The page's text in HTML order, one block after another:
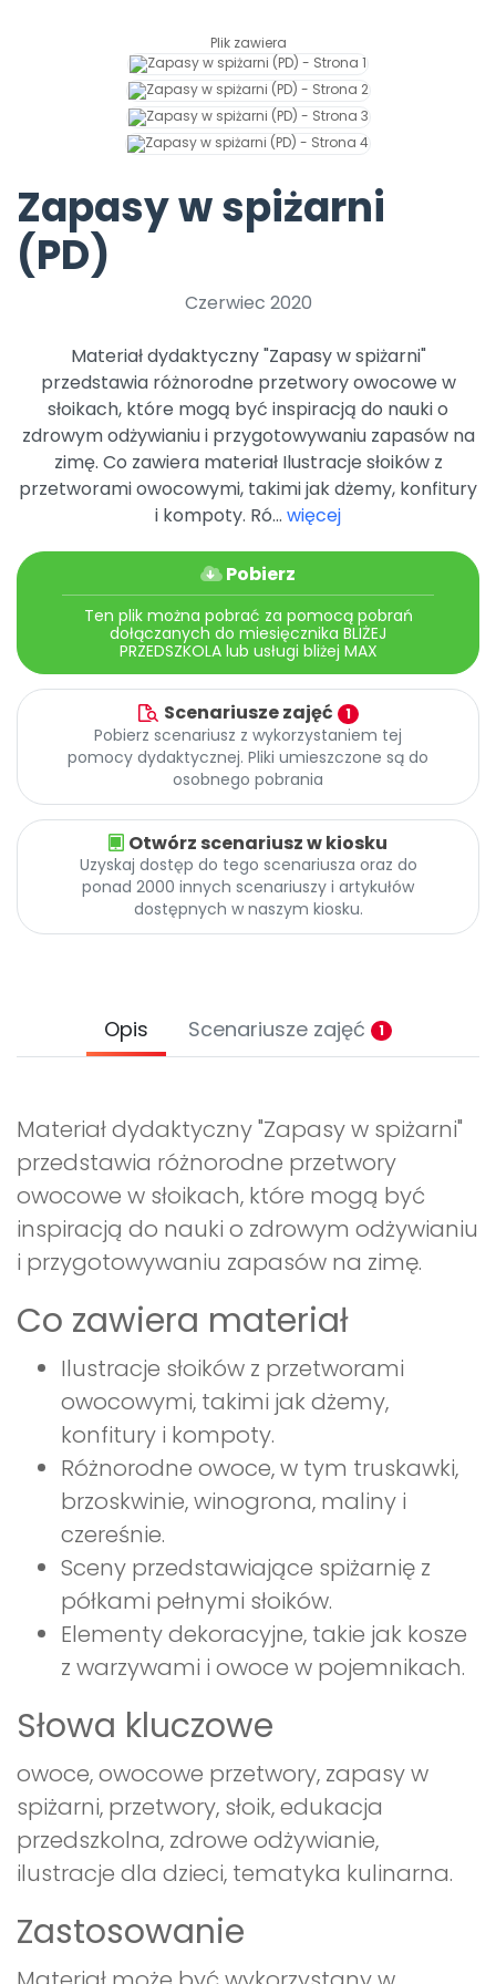
Pomoc
Plik zawiera
Zapasy w spiżarni
(PD)
Czerwiec 2020
Materiał dydaktyczny "Zapasy w spiżarni"
przedstawia różnorodne przetwory owocowe w
słoikach, które mogą być inspiracją do nauki o
zdrowym odżywianiu i przygotowywaniu zapasów na
zimę. Co zawiera materiał Ilustracje słoików z
przetworami owocowymi, takimi jak dżemy, konfitury
i kompoty. Ró... więcej
Pobierz
Ten plik można pobrać za pomocą pobrań
dołączanych do miesięcznika BLIŻEJ
PRZEDSZKOLA lub usługi bliżej MAX
Scenariusze zajęć 1
Pobierz scenariusz z wykorzystaniem tej
pomocy dydaktycznej. Pliki umieszczone są do
osobnego pobrania
Otwórz scenariusz w kiosku
Uzyskaj dostęp do tego scenariusza oraz do
ponad 2000 innych scenariuszy i artykułów
dostępnych w naszym kiosku.
Opis Scenariusze zajęć 1
Materiał dydaktyczny "Zapasy w spiżarni"
przedstawia różnorodne przetwory
owocowe w słoikach, które mogą być
inspiracją do nauki o zdrowym odżywianiu
i przygotowywaniu zapasów na zimę.
Co zawiera materiał
Ilustracje słoików z przetworami
owocowymi, takimi jak dżemy,
konfitury i kompoty.
Różnorodne owoce, w tym truskawki,
brzoskwinie, winogrona, maliny i
czereśnie.
Sceny przedstawiające spiżarnię z
półkami pełnymi słoików.
Elementy dekoracyjne, takie jak kosze
z warzywami i owoce w pojemnikach.
Słowa kluczowe
owoce, owocowe przetwory, zapasy w
spiżarni, przetwory, słoik, edukacja
przedszkolna, zdrowe odżywianie,
ilustracje dla dzieci, tematyka kulinarna.
Zastosowanie